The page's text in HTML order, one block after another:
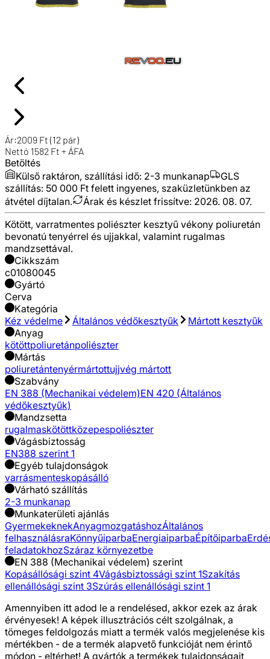
Ár:2009 Ft (12 pár)
Nettó 1582 Ft + ÁFA
Betöltés
Külső raktáron, szállítási idő: 2-3 munkanap
GLS
szállítás: 50 000 Ft felett ingyenes, szaküzletünkben az
átvétel díjtalan.
Árak és készlet frissítve: 2026. 08. 07.
Kötött, varratmentes poliészter kesztyű vékony poliuretán
bevonatú tenyérrel és ujjakkal, valamint rugalmas
mandzsettával.
Cikkszám
c01080045
Gyártó
Cerva
Kategória
Kéz védelme
Általános védőkesztyűk
Mártott kesztyűk
Anyag
kötöttpoliuretánpoliészter
Mártás
poliuretántenyérmártottujjvég mártott
Szabvány
EN 388 (Mechanikai védelem)EN 420 (Általános
védőkesztyűk)
Mandzsetta
rugalmaskötöttközepespoliészter
Vágásbiztosság
EN388 szerint 1
Egyéb tulajdonságok
varrásmenteskopásálló
Várható szállítás
2-3 munkanap
Munkaterületi ajánlás
GyermekeknekAnyagmozgatáshozÁltalános
felhasználásraKönnyűiparbaEnergiaiparbaÉpítőiparba
feladatokhozSzáraz környezetbe
EN 388 (Mechanikai védelem) szerint
Kopásállósági szint 4Vágásbiztossági szint 1Szakítás
ellenállósági szint 3Szúrás ellenállósági szint 1
Amennyiben itt adod le a rendelésed, akkor ezek az árak
érvényesek! A képek illusztrációs célt szolgálnak, a
tömeges feldolgozás miatt a termék valós megjelenése kis
mértékben - de a termék alapvető funkcióját nem érintő
módon - eltérhet! A gyártók a termékek tulajdonságait